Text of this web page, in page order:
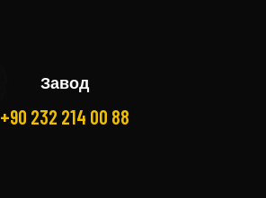
Завод
+90 232 214 00 88